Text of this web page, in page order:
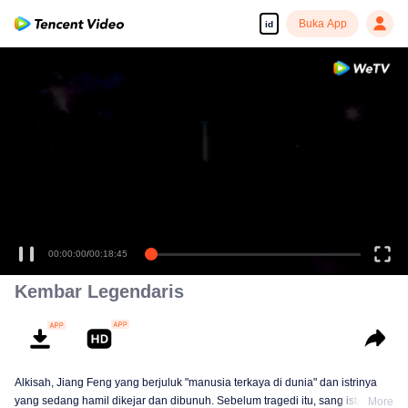
id Buka App
00:00:00/00:18:45
Kembar Legendaris
Alkisah, Jiang Feng yang berjuluk "manusia terkaya di dunia" dan istrinya
yang sedang hamil dikejar dan dibunuh. Sebelum tragedi itu, sang istri
More